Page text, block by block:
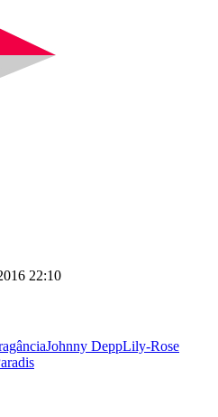
22:10
Johnny DeppLily-Rose